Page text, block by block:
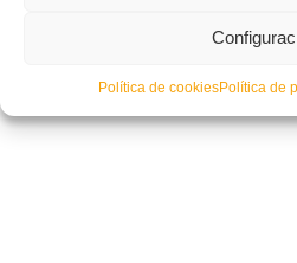
Política de cookiesPolítica de